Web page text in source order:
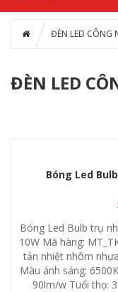
ĐÈN LED CÔNG
ĐÈN LED
Bóng Led
Bóng Led Bulb trụ
10W Mã hàng:
tản nhiệt nhôm
Màu ánh sáng:
90lm/w Tuổi thọ: